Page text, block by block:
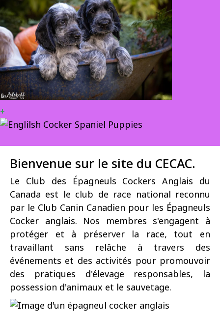
+
Bienvenue sur le site du CECAC.
Le Club des Épagneuls Cockers Anglais du
Canada est le club de race national reconnu
par le Club Canin Canadien pour les Épagneuls
Cocker anglais. Nos membres s'engagent à
protéger et à préserver la race, tout en
travaillant sans relâche à travers des
événements et des activités pour promouvoir
des pratiques d'élevage responsables, la
possession d'animaux et le sauvetage.